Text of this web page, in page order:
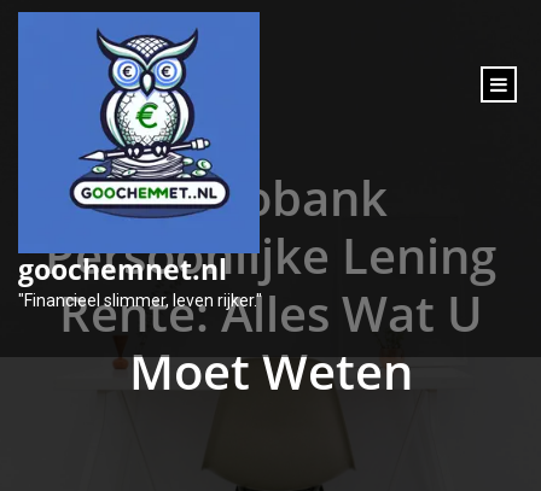
inhoud
goochemnet.nl
"Financieel slimmer, leven rijker."
Rabobank
Persoonlijke Lening
Rente: Alles Wat U
Moet Weten